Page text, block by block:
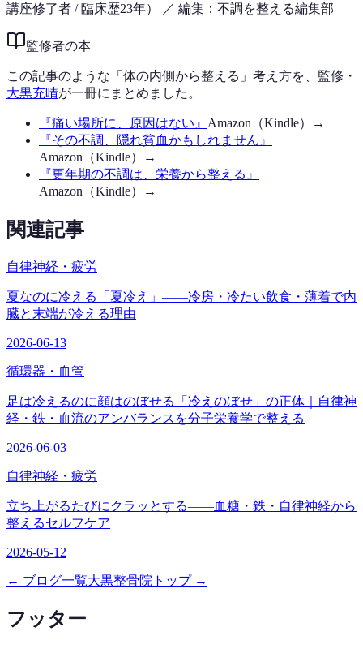
講座修了者 / 臨床歴23年）
／ 編集：不調を整える編集部
監修者の本
この記事のような「体の内側から整える」考え方を、監修・
大黒充晴が一冊にまとめました。
『痛い場所に、原因はない 』 Amazon（Kindle）→
『その不調、隠れ貧血かもしれません 』
Amazon（Kindle）→
『更年期の不調は、栄養から整える 』
Amazon（Kindle）→
関連記事
自律神経・疲労
夏なのに冷える「夏冷え」——冷房・冷たい飲食・薄着で内
臓と末端が冷える理由
2026-06-13
循環器・血管
足は冷えるのに顔はのぼせる「冷えのぼせ」の正体｜自律神
経・鉄・血流のアンバランスを分子栄養学で整える
2026-06-03
自律神経・疲労
立ち上がるたびにクラッとする——血糖・鉄・自律神経から
整えるセルフケア
2026-05-12
← ブログ一覧大黒整骨院トップ →
フッター